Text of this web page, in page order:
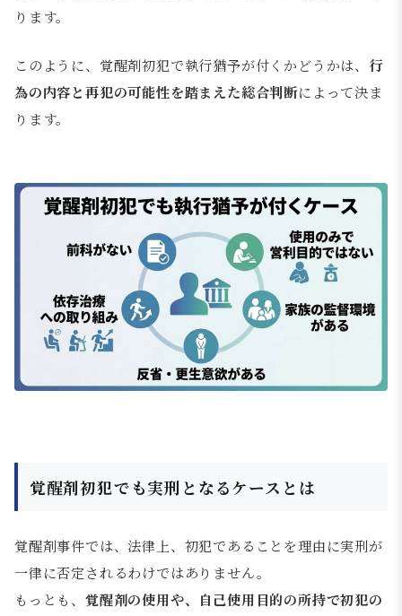
ります。
このように、覚醒剤初犯で執行猶予が付くかどうかは、行
為の内容と再犯の可能性を踏まえた総合判断によって決ま
ります。
覚醒剤初犯でも実刑となるケースとは
覚醒剤事件では、法律上、初犯であることを理由に実刑が
一律に否定されるわけではありません。
もっとも、 覚醒剤の使用や、自己使用目的の所持で初犯の